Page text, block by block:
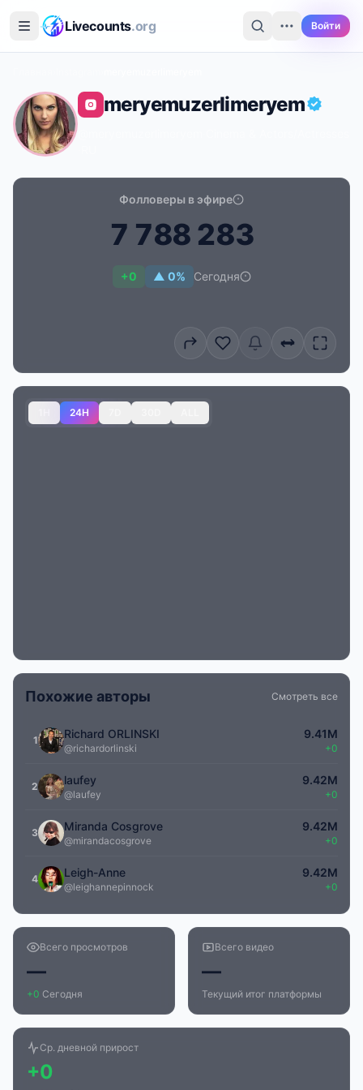
Livecounts.org Войти
meryemuzerlimeryem
Фолловеры в эфире
7 788 283
+0 ▲ 0% Сегодня
24H
Похожие авторы Смотреть все
1 Richard ORLINSKI
@richardorlinski
9.41M
+0
2 laufey
@laufey
9.42M
+0
3 Miranda Cosgrove
@mirandacosgrove
9.42M
+0
4 Leigh-Anne
@leighannepinnock
9.42M
+0
Всего просмотров
—
+0 Сегодня
Всего видео
—
Текущий итог платформы
Ср. дневной прирост
+0